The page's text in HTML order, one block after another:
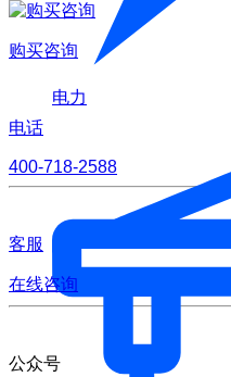
电力
购买咨询
电话
400-718-2588
客服
在线咨询
公众号